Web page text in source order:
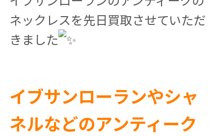
ネックレスを先日買取させていただ
きました
イブサンローランやシャ
ネルなどのアンティーク